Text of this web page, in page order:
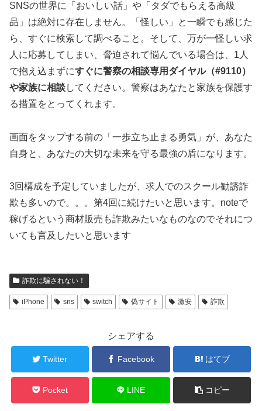
SNSの世界に「おいしい話」や「タダでもらえる高級
品」は絶対に存在しません。「怪しい」と一瞬でも感じた
ら、すぐに検索して調べること。そして、万が一怪しい求
人に応募してしまい、脅迫されて悩んでいる場合は、1人
で抱え込まずにすぐに警察の相談専用ダイヤル（#9110）
や家族に相談してください。警察はあなたと家族を保護す
る措置をとってくれます。
画面をタップする前の「一歩立ち止まる勇気」が、あなた
自身と、あなたの大切な未来を守る最強の盾になります。
3回構成を予定していましたが、求人でのスクール勧誘詐
欺も多いので。。。第4回に続けたいと思います。noteで
稼げるという商材販売も詐欺みたいなものなのでそれにつ
いても言及したいと思います
詐欺に騙されない！
iPhone sns switch 偽サイト 激安 詐欺
シェアする
Twitter Facebook はてブ
Pocket LINE コピー